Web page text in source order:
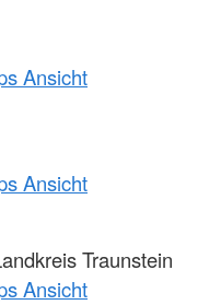
Ansicht
Ansicht
Traunstein
Ansicht